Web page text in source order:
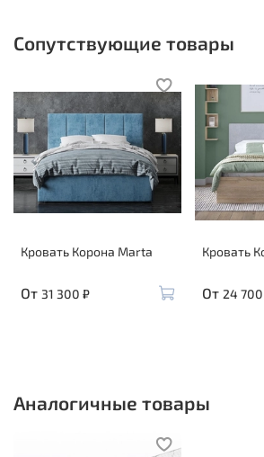
Сопутствующие товары
Кровать Корона Marta
От 31 300 ₽
Кровать
От 24
Аналогичные товары